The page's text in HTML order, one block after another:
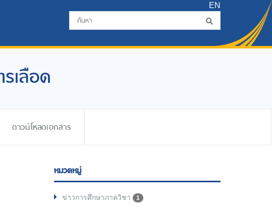
EN
รเลือด
ดาวน์โหลดเอกสาร
หมวดหมู่
ข่าวการศึกษาภาควิชา 1